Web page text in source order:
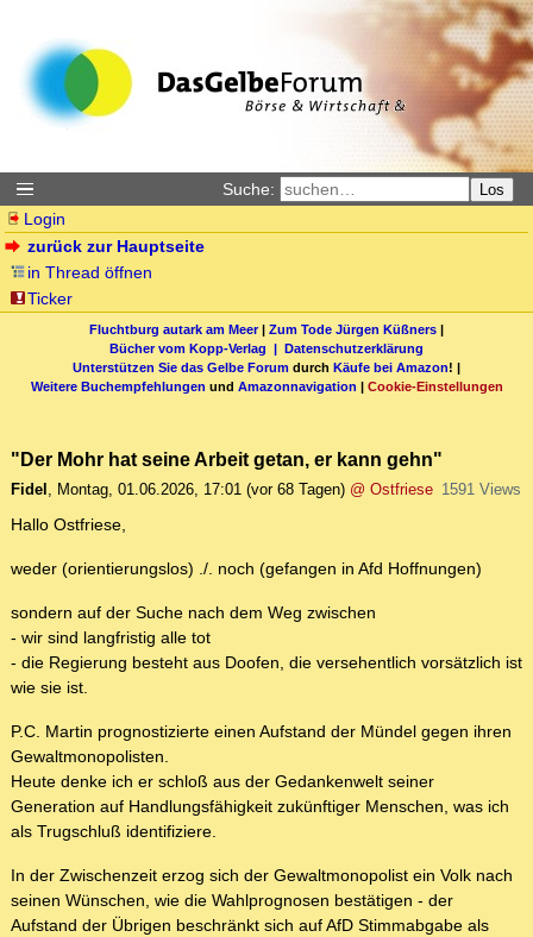
Suche: Los
Login
zurück zur Hauptseite
in Thread öffnen
Ticker
Fluchtburg autark am Meer| Zum Tode Jürgen Küßners |
Bücher vom Kopp-Verlag | Datenschutzerklärung
Unterstützen Sie das Gelbe Forum durch Käufe bei Amazon! |
Weitere Buchempfehlungen und Amazonnavigation | Cookie-Einstellungen
"Der Mohr hat seine Arbeit getan, er kann gehn"
Fidel , Montag, 01.06.2026, 17:01 (vor 68 Tagen) @ Ostfriese 1591 Views
Hallo Ostfriese,
weder (orientierungslos) ./. noch (gefangen in Afd Hoffnungen)
sondern auf der Suche nach dem Weg zwischen
- wir sind langfristig alle tot
- die Regierung besteht aus Doofen, die versehentlich vorsätzlich ist
wie sie ist.
P.C. Martin prognostizierte einen Aufstand der Mündel gegen ihren
Gewaltmonopolisten.
Heute denke ich er schloß aus der Gedankenwelt seiner
Generation auf Handlungsfähigkeit zukünftiger Menschen, was ich
als Trugschluß identifiziere.
In der Zwischenzeit erzog sich der Gewaltmonopolist ein Volk nach
seinen Wünschen, wie die Wahlprognosen bestätigen - der
Aufstand der Übrigen beschränkt sich auf AfD Stimmabgabe als